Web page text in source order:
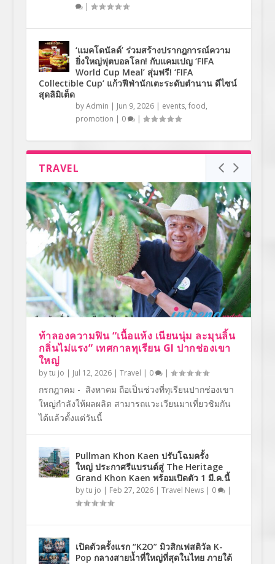
|
‘แมคโดนัลด์’ ร่วมสร้างปรากฎการณ์ความ
ยิ่งใหญ่ฟุตบอลโลก! กับแคมเปญ ‘FIFA
World Cup Meal’ สุ่มฟรี! ‘FIFA
Collectible Cup’ แก้วฟีฟ่านักเตะระดับตำนาน ดีไซน์
สุดลิมิเต็ด
byAdmin | Jun 9, 2026| events, food,
promotion | 0 |
TRAVEL
ท้าลองความฟิน “เนื้อแห้ง เนียนนุ่ม ละมุนลิ้น
กลิ่นไม่แรง” เทศกาลทุเรียน GI ปากช่องเขา
ใหญ่
bytu jo | Jul 12, 2026| Travel | 0 |
กรกฎาคม - สิงหาคม ถือเป็นช่วงที่ทุเรียนปากช่องเขา
ใหญ่กำลังให้ผลผลิต สามารถแวะเวียนมาเที่ยวชิมกัน
ได้แล้วตั้งแต่วันนี้
Pullman Khon Kaen ปรับโฉมครั้ง
ใหญ่ ประกาศรีแบรนด์สู่ The Heritage
Grand Khon Kaen พร้อมเปิดตัว 1 มี.ค.นี้
bytu jo | Feb 27, 2026| Travel News| 0 |
เปิดตัวครั้งแรก “K2O” มิวสิกเฟสติวัล K-
Pop กลางสายน้ำที่ใหญ่ที่สุดในไทย ภายใต้